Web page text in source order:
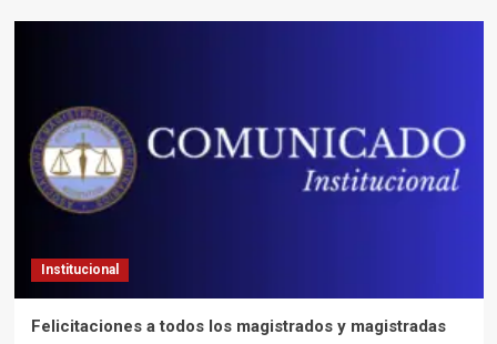
Institucional
Felicitaciones a todos los magistrados y magistradas